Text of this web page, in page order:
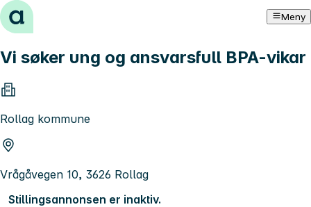
Hopp til innhold Meny
Vi søker ung og ansvarsfull BPA-vikar
Rollag kommune
Vrågåvegen 10, 3626 Rollag
Stillingsannonsen er inaktiv.